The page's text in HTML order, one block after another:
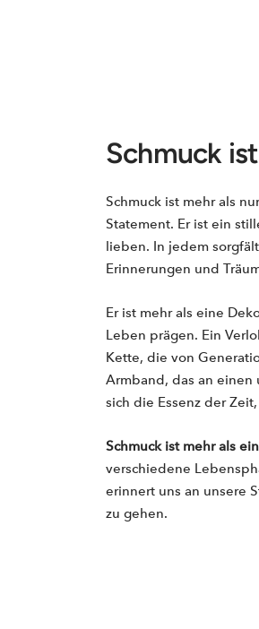
Schmuck
Schmuck ist mehr als
Statement. Er ist ein
lieben. In jedem
Erinnerungen und
Er ist mehr als eine
Leben prägen. Ein
Kette, die von
Armband, das an einen
sich die Essenz der
Schmuck ist mehr als
verschiedene
erinnert uns an unsere
zu gehen.